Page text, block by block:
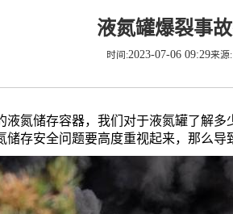
液氮罐爆裂事
时间:2023-07-06 09:29来源:
储存容器，我们对于液氮罐了解多
储存安全问题要高度重视起来，那么导